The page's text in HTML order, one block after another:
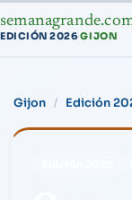
EDICIÓN 2026·GIJON
Gijon Edición